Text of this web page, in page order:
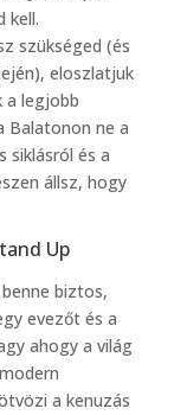
kell.
szükséged (és
eloszlatjuk
a legjobb
Balatonon ne a
siklásról és a
állsz, hogy
Up
biztos,
evezőt és a
ahogy a világ
a kenuzás